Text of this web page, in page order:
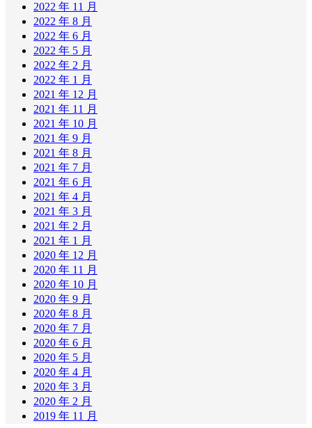
2022 年 11 月
2022 年 8 月
2022 年 6 月
2022 年 5 月
2022 年 2 月
2022 年 1 月
2021 年 12 月
2021 年 11 月
2021 年 10 月
2021 年 9 月
2021 年 8 月
2021 年 7 月
2021 年 6 月
2021 年 4 月
2021 年 3 月
2021 年 2 月
2021 年 1 月
2020 年 12 月
2020 年 11 月
2020 年 10 月
2020 年 9 月
2020 年 8 月
2020 年 7 月
2020 年 6 月
2020 年 5 月
2020 年 4 月
2020 年 3 月
2020 年 2 月
2019 年 11 月